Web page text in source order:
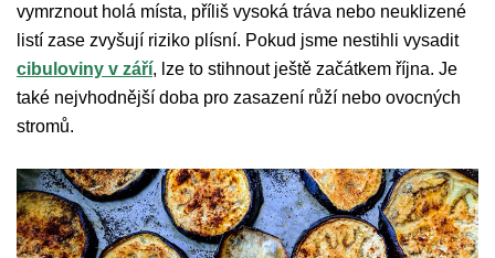
vymrznout holá místa, příliš vysoká tráva nebo neuklizené
listí zase zvyšují riziko plísní. Pokud jsme nestihli vysadit
cibuloviny v září, lze to stihnout ještě začátkem října. Je
také nejvhodnější doba pro zasazení růží nebo ovocných
stromů.